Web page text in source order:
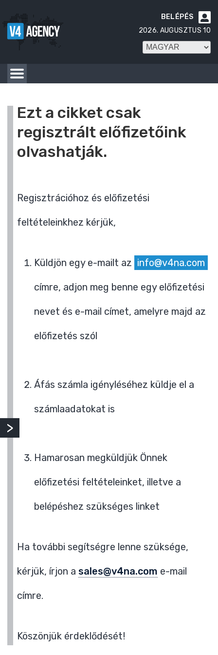

BELÉPÉS
2026. AUGUSZTUS 10
Ezt a cikket csak
regisztrált előfizetőink
olvashatják.
Regisztrációhoz és előfizetési
feltételeinkhez kérjük,
Küldjön egy e-mailt az info@v4na.com
címre, adjon meg benne egy előfizetési
nevet és e-mail címet, amelyre majd az
előfizetés szól
Áfás számla igényléséhez küldje el a
számlaadatokat is
Hamarosan megküldjük Önnek
előfizetési feltételeinket, illetve a
belépéshez szükséges linket
Ha további segítségre lenne szüksége,
kérjük, írjon a sales@v4na.com e-mail
címre.
Köszönjük érdeklődését!